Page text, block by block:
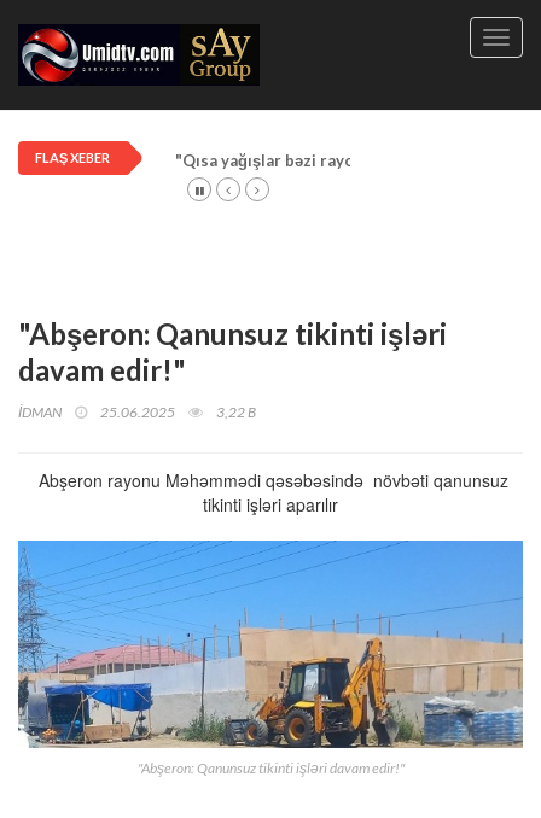
FLAŞ XEBER "Qısa yağışlar bəzi rayonlarda davam edir"
"Abşeron: Qanunsuz tikinti işləri
davam edir!"
İDMAN 25.06.2025 3,22 B
Abşeron rayonu Məhəmmədi qəsəbəsində növbəti qanunsuz
tikinti işləri aparılır
"Abşeron: Qanunsuz tikinti işləri davam edir!"